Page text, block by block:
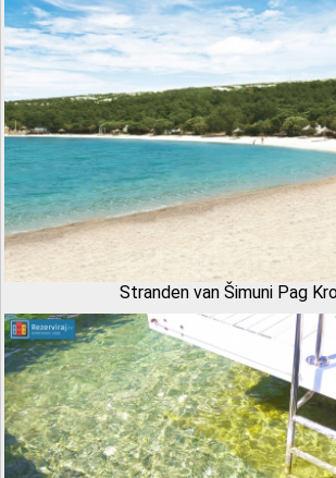
Stranden van Šimuni Pag